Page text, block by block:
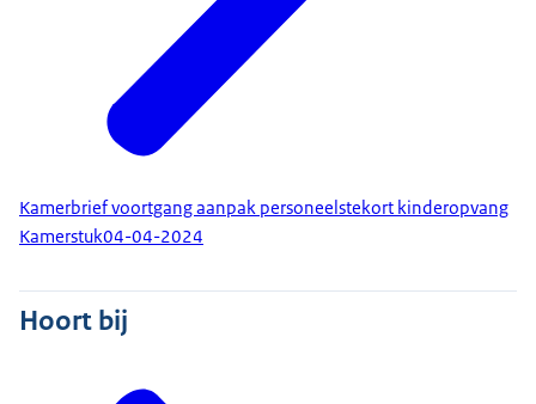
Kamerbrief voortgang aanpak personeelstekort kinderopvang
Kamerstuk04-04-2024
Hoort bij